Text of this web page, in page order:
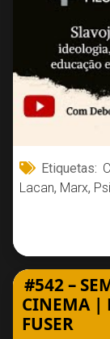
Etiquetas:
Lacan, Marx,
#542 –
CINEMA |
FUSER